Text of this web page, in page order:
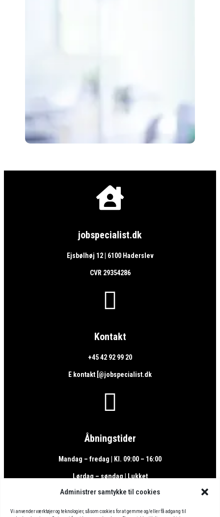
Administrer samtykke til cookies
Vi anvender værktøjer og teknologier, såsom cookies for at gemme og/eller få adgang til

jobspecialist.dk
Ejsbølhøj 12 | 6100 Haderslev
CVR 29354286

Kontakt
+45 42 92 99 20
E kontakt [@jobspecialist.dk

Åbningstider
Mandag – fredag | Kl. 09:00 – 16:00
Lørdag – søndag | Lukket